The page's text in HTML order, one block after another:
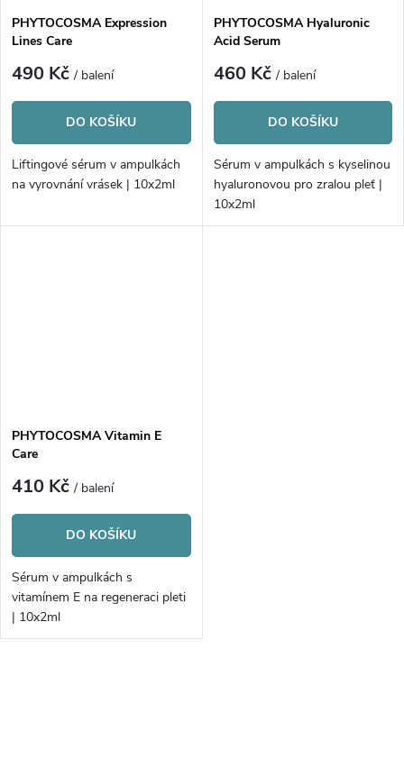
PHYTOCOSMA Expression
Lines Care
490 Kč/ balení
DO KOŠÍKU
Liftingové sérum v ampulkách
na vyrovnání vrásek | 10x2ml
PHYTOCOSMA Hyaluronic
Acid Serum
460 Kč/ balení
DO KOŠÍKU
Sérum v ampulkách s kyselinou
hyaluronovou pro zralou pleť |
10x2ml
PHYTOCOSMA Vitamin E
Care
410 Kč/ balení
DO KOŠÍKU
Sérum v ampulkách s
vitamínem E na regeneraci pleti
| 10x2ml